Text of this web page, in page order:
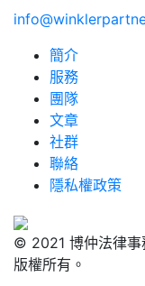
簡介
服務
團隊
文章
社群
聯絡
隱私權政策
© 2021 博仲法律事
版權所有。